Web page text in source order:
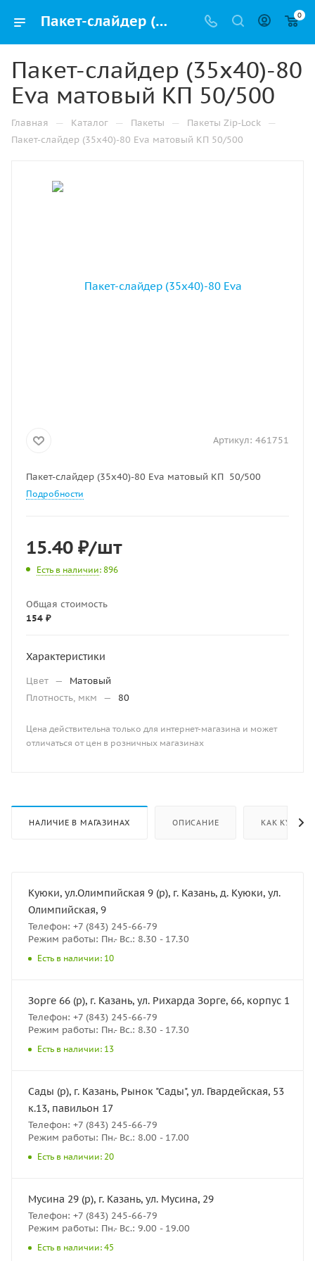
Пакет-слайдер (35х40)-80 Eva матовый КП 50/500 купить в Казани с доставкой оптом и в розницу 0
Пакет-слайдер (35х40)-80
Eva матовый КП 50/500
Главная — Каталог — Пакеты — Пакеты Zip-Lock —
Пакет-слайдер (35х40)-80 Eva матовый КП 50/500
Артикул: 461751
Пакет-слайдер (35х40)-80 Eva матовый КП 50/500
Подробности
15.40 ₽/шт
Есть в наличии: 896
Общая стоимость
154 ₽
Характеристики
Цвет —
Матовый
Плотность, мкм
— 80
Цена действительна только для интернет-магазина и может
отличаться от цен в розничных магазинах
НАЛИЧИЕ В МАГАЗИНАХ ОПИСАНИЕ КАК КУПИТЬ
Куюки, ул.Олимпийская 9 (р), г. Казань, д. Куюки, ул.
Олимпийская, 9
Телефон: +7 (843) 245-66-79
Режим работы: Пн.- Вс.: 8.30 - 17.30
Есть в наличии: 10
Зорге 66 (р), г. Казань, ул. Рихарда Зорге, 66, корпус 1
Телефон: +7 (843) 245-66-79
Режим работы: Пн.- Вс.: 8.30 - 17.30
Есть в наличии: 13
Сады (р), г. Казань, Рынок "Сады", ул. Гвардейская, 53
к.13, павильон 17
Телефон: +7 (843) 245-66-79
Режим работы: Пн.- Вс.: 8.00 - 17.00
Есть в наличии: 20
Мусина 29 (р), г. Казань, ул. Мусина, 29
Телефон: +7 (843) 245-66-79
Режим работы: Пн.- Вс.: 9.00 - 19.00
Есть в наличии: 45